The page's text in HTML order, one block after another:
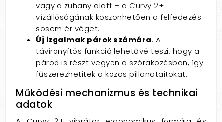
vagy a zuhany alatt – a Curvy 2+
vízállóságának köszönhetően a felfedezés
sosem ér véget.
Új izgalmak párok számára: A
távirányítós funkció lehetővé teszi, hogy a
párod is részt vegyen a szórakozásban, így
fűszerezhetitek a közös pillanataitokat.
Működési mechanizmus és technikai
adatok